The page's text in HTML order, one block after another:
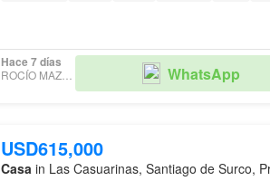
Hace 7 días
ROCÍO MAZZETTI WhatsApp
USD615,000
Casa in Las Casuarinas, Santiago de Surco,